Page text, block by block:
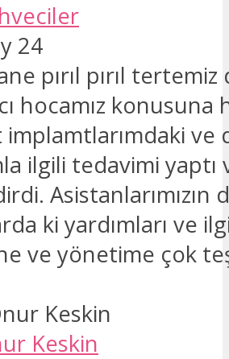
24
pırıl pırıl
hocamız konusuna
ve
ilgili tedavimi
Asistanlarımızın
ki yardımları ve
ve yönetime çok
Keskin